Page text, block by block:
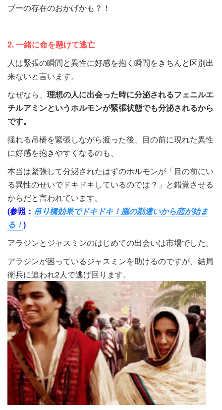
ブーの存在のおかげかも？！
2. 一緒に命を懸けて逃亡
人は緊張の瞬間と異性に好感を抱く瞬間をきちんと区別出
来ないと言います。
なぜなら、 理想の人に出会った時に分泌されるフェニルエ
チルアミンというホルモンが緊張状態でも分泌されるから
です。
揺れる吊橋を緊張しながら渡った後、目の前に現れた異性
に好感を抱きやすくなるのも、
本当は緊張して分泌されたはずのホルモンが「目の前にい
る異性のせいでドキドキしているのでは？」と錯覚させる
からだと言われています。
(参照： 吊り橋効果でドキドキ！脳の勘違いから恋が始ま
る！)
アラジンとジャスミンのはじめての出会いは市場でした。
アラジンが困っているジャスミンを助けるのですが、結局
衛兵に追われ2人で逃げ回ります。